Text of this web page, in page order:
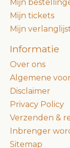
Mijn
Mijn tickets
Mijn
Informatie
Over ons
Algemene
Disclaimer
Privacy Policy
Verzenden &
Inbrenger
Sitemap